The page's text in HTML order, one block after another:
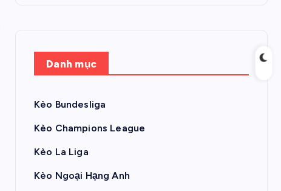
Danh mục
Kèo Bundesliga
Kèo Champions League
Kèo La Liga
Kèo Ngoại Hạng Anh